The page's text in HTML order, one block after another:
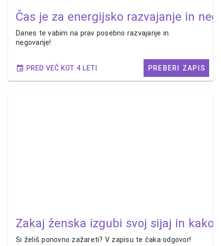
Čas je za energijsko razvajanje in
Danes te vabim na prav posebno razvajanje in
negovanje!
PRED VEČ KOT 4 LETI PREBERI ZAPIS
Zakaj ženska izgubi svoj sijaj in kako
Si želiš ponovno zažareti? V zapisu te čaka odgovor!